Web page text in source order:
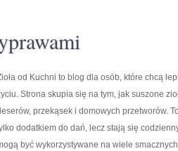
od Kuchni to blog dla osób, które chcą
Strona skupia się na tym, jak suszone
przekąsek i domowych przetworów.
dodatkiem do dań, lecz stają się
być wykorzystywane na wiele